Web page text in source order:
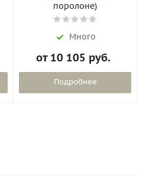
поролоне)
Много
от 10 105 руб.
Подробнее